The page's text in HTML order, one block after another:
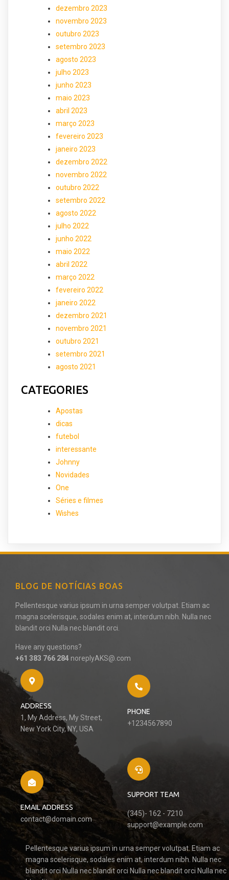
dezembro 2023
novembro 2023
outubro 2023
setembro 2023
agosto 2023
julho 2023
junho 2023
maio 2023
abril 2023
março 2023
fevereiro 2023
janeiro 2023
dezembro 2022
novembro 2022
outubro 2022
setembro 2022
agosto 2022
julho 2022
junho 2022
maio 2022
abril 2022
março 2022
fevereiro 2022
janeiro 2022
dezembro 2021
novembro 2021
outubro 2021
setembro 2021
agosto 2021
CATEGORIES
Apostas
dicas
futebol
interessante
Johnny
Novidades
One
Séries e filmes
Wishes
BLOG DE NOTÍCIAS BOAS
Pellentesque varius ipsum in urna semper volutpat. Etiam ac
magna scelerisque, sodales enim at, interdum nibh. Nulla nec
blandit orci Nulla nec blandit orci.
Have any questions?
+61 383 766 284 noreplyAKS@.com
ADDRESS
1, My Address, My Street,
New York City, NY, USA
PHONE
+1234567890
EMAIL ADDRESS
contact@domain.com
SUPPORT TEAM
(345)- 162 - 7210
support@example.com
Pellentesque varius ipsum in urna semper volutpat. Etiam ac
magna scelerisque, sodales enim at, interdum nibh. Nulla nec
blandit orci Nulla nec blandit orci Nulla nec blandit orci Nulla nec